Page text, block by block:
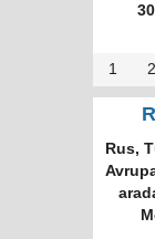
1 2
Rus,